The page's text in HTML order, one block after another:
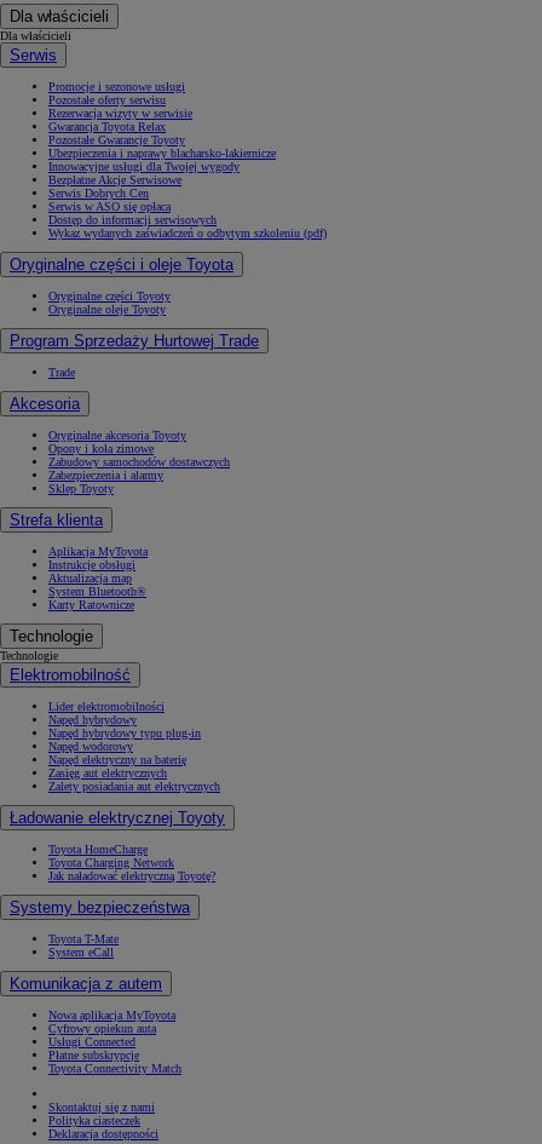
Dla właścicieli
Dla właścicieli
Serwis
Promocje i sezonowe usługi
Pozostałe oferty serwisu
Rezerwacja wizyty w serwisie
Gwarancja Toyota Relax
Pozostałe Gwarancje Toyoty
Ubezpieczenia i naprawy blacharsko-lakiernicze
Innowacyjne usługi dla Twojej wygody
Bezpłatne Akcje Serwisowe
Serwis Dobrych Cen
Serwis w ASO się opłaca
Dostęp do informacji serwisowych
Wykaz wydanych zaświadczeń o odbytym szkoleniu (pdf)
Oryginalne części i oleje Toyota
Oryginalne części Toyoty
Oryginalne oleje Toyoty
Program Sprzedaży Hurtowej Trade
Trade
Akcesoria
Oryginalne akcesoria Toyoty
Opony i koła zimowe
Zabudowy samochodów dostawczych
Zabezpieczenia i alarmy
Sklep Toyoty
Strefa klienta
Aplikacja MyToyota
Instrukcje obsługi
Aktualizacja map
System Bluetooth®
Karty Ratownicze
Technologie
Technologie
Elektromobilność
Lider elektromobilności
Napęd hybrydowy
Napęd hybrydowy typu plug-in
Napęd wodorowy
Napęd elektryczny na baterię
Zasięg aut elektrycznych
Zalety posiadania aut elektrycznych
Ładowanie elektrycznej Toyoty
Toyota HomeCharge
Toyota Charging Network
Jak naładować elektryczną Toyotę?
Systemy bezpieczeństwa
Toyota T-Mate
System eCall
Komunikacja z autem
Nowa aplikacja MyToyota
Cyfrowy opiekun auta
Usługi Connected
Płatne subskrypcje
Toyota Connectivity Match
Skontaktuj się z nami
Polityka ciasteczek
Deklaracja dostępności